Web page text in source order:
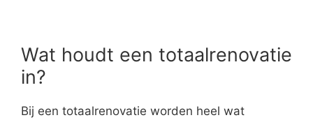
Wat houdt een totaalrenovatie
in?
Bij een totaalrenovatie worden heel wat